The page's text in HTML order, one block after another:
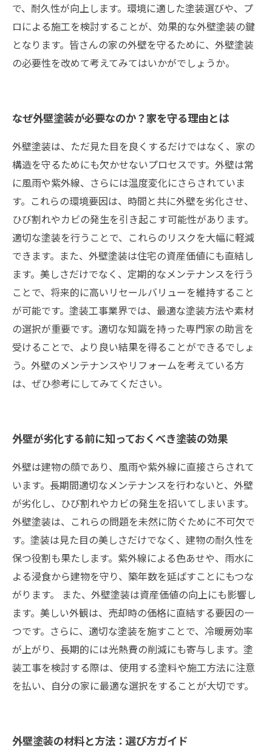
で、耐久性が向上します。環境に適した塗装選びや、プ
ロによる施工を検討することが、効果的な外壁塗装の鍵
となります。皆さんの家の外壁を守るために、外壁塗装
の必要性を改めて考えてみてはいかがでしょうか。
なぜ外壁塗装が必要なのか？家を守る理由とは
外壁塗装は、ただ見た目を良くするだけではなく、家の
構造を守るためにも欠かせないプロセスです。外壁は常
に風雨や紫外線、さらには温度変化にさらされていま
す。これらの環境要因は、時間と共に外壁を劣化させ、
ひび割れやカビの発生を引き起こす可能性があります。
適切な塗装を行うことで、これらのリスクを大幅に軽減
できます。また、外壁塗装は住宅の資産価値にも直結し
ます。美しさだけでなく、定期的なメンテナンスを行う
ことで、将来的に高いリセールバリューを維持すること
が可能です。塗装工事業界では、最適な塗装方法や素材
の選択が重要です。適切な知識を持った専門家の助言を
受けることで、より良い結果を得ることができるでしょ
う。外壁のメンテナンスやリフォームを考えている方
は、ぜひ参考にしてみてください。
外壁が劣化する前に知っておくべき塗装の効果
外壁は建物の顔であり、風雨や紫外線に直接さらされて
います。長期間適切なメンテナンスを行わないと、外壁
が劣化し、ひび割れやカビの発生を招いてしまいます。
外壁塗装は、これらの問題を未然に防ぐために不可欠で
す。塗装は見た目の美しさだけでなく、建物の耐久性を
保つ役割も果たします。紫外線による色あせや、雨水に
よる浸食から建物を守り、築年数を延ばすことにもつな
がります。 また、外壁塗装は資産価値の向上にも影響し
ます。美しい外観は、売却時の価格に直結する要因の一
つです。さらに、適切な塗装を施すことで、冷暖房効率
が上がり、長期的には光熱費の削減にも寄与します。塗
装工事を検討する際は、使用する塗料や施工方法に注意
を払い、自分の家に最適な選択をすることが大切です。
外壁塗装の材料と方法：選び方ガイド